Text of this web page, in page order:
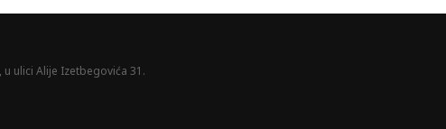
u ulici Alije Izetbegovića 31.